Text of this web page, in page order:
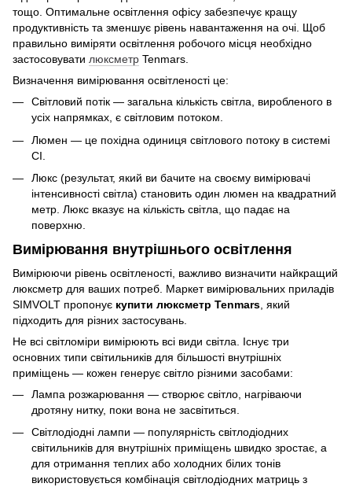
тощо. Оптимальне освітлення офісу забезпечує кращу
продуктивність та зменшує рівень навантаження на очі. Щоб
правильно виміряти освітлення робочого місця необхідно
застосовувати люксметр Tenmars.
Визначення вимірювання освітленості це:
Світловий потік — загальна кількість світла, виробленого в
усіх напрямках, є світловим потоком.
Люмен — це похідна одиниця світлового потоку в системі
СІ.
Люкс (результат, який ви бачите на своєму вимірювачі
інтенсивності світла) становить один люмен на квадратний
метр. Люкс вказує на кількість світла, що падає на
поверхню.
Вимірювання внутрішнього освітлення
Вимірюючи рівень освітленості, важливо визначити найкращий
люксметр для ваших потреб. Маркет вимірювальних приладів
SIMVOLT пропонує купити люксметр Tenmars , який
підходить для різних застосувань.
Не всі світломіри вимірюють всі види світла. Існує три
основних типи світильників для більшості внутрішніх
приміщень — кожен генерує світло різними засобами:
Лампа розжарювання — створює світло, нагріваючи
дротяну нитку, поки вона не засвітиться.
Світлодіодні лампи — популярність світлодіодних
світильників для внутрішніх приміщень швидко зростає, а
для отримання теплих або холодних білих тонів
використовується комбінація світлодіодних матриць з